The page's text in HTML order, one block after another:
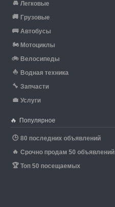
🚘 Легковые
🚚 Грузовые
🚌 Автобусы
🏍 Мотоциклы
🚲 Велосипеды
⛵ Водная техника
🔧 Запчасти
💼 Услуги
🔥 Популярное
🕒 80 последних объявлений
🔥 Срочно продам 50 объявлений
🏆 Топ 50 посещаемых